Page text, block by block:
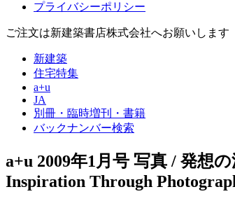
プライバシーポリシー
ご注文は新建築書店株式会社へお願いします
新建築
住宅特集
a+u
JA
別冊・臨時増刊・書籍
バックナンバー検索
a+u 2009年1月号 写真 / 発想
Inspiration Through